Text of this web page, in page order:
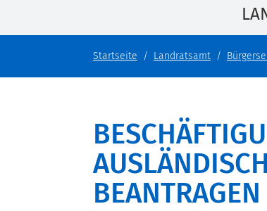
Startseite Landratsamt
BEANTRAGEN